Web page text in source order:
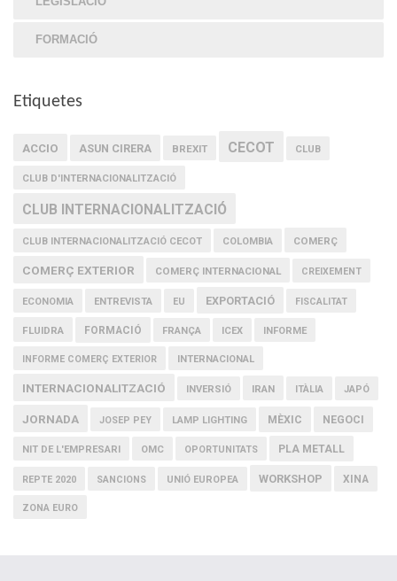
FORMACIÓ
Etiquetes
ACCIO ASUN CIRERA BREXIT CECOT CLUB
CLUB D'INTERNACIONALITZACIÓ
CLUB INTERNACIONALITZACIÓ
CLUB INTERNACIONALITZACIÓ CECOT COLOMBIA COMERÇ
COMERÇ EXTERIOR COMERÇ INTERNACIONAL CREIXEMENT
ECONOMIA ENTREVISTA EU EXPORTACIÓ FISCALITAT
FLUIDRA FORMACIÓ FRANÇA ICEX INFORME
INFORME COMERÇ EXTERIOR INTERNACIONAL
INTERNACIONALITZACIÓ INVERSIÓ IRAN ITÀLIA JAPÓ
JORNADA JOSEP PEY LAMP LIGHTING MÈXIC NEGOCI
NIT DE L'EMPRESARI OMC OPORTUNITATS PLA METALL
REPTE 2020 SANCIONS UNIÓ EUROPEA WORKSHOP XINA
ZONA EURO